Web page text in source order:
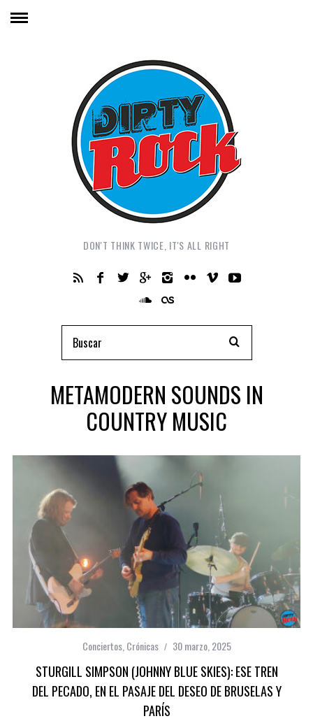
DON'T THINK TWICE, IT'S ALL RIGHT
METAMODERN SOUNDS IN
COUNTRY MUSIC
Conciertos,Crónicas 30 marzo, 2025
STURGILL SIMPSON (JOHNNY BLUE SKIES): ESE TREN
DEL PECADO, EN EL PASAJE DEL DESEO DE BRUSELAS Y
PARÍS